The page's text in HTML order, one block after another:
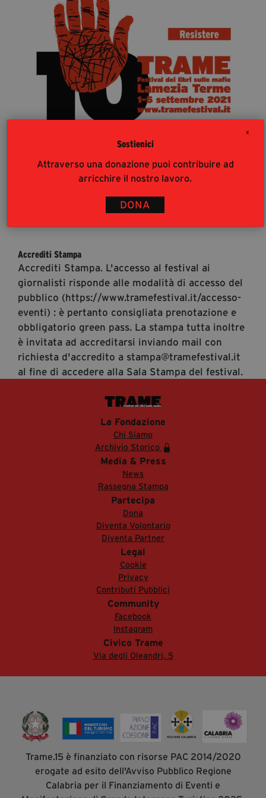
X
Sostienici
Attraverso una donazione puoi contribuire ad
arricchire il nostro lavoro.
DONA
segreteria@tramefestival.it
info@tramefestival.it
+39 346 954 4078
Accrediti Stampa
Accrediti Stampa. L'accesso al festival ai
giornalisti risponde alle modalità di accesso del
pubblico (https://www.tramefestival.it/accesso-
eventi) : è pertanto consigliata prenotazione e
obbligatorio green pass. La stampa tutta inoltre
è invitata ad accreditarsi inviando mail con
richiesta d'accredito a stampa@tramefestival.it
al fine di accedere alla Sala Stampa del festival.
La Fondazione
Chi Siamo
Archivio Storico
Media & Press
News
Rassegna Stampa
Partecipa
Dona
Diventa Volontario
Diventa Partner
Legal
Cookie
Privacy
Contributi Pubblici
Community
Facebook
Instagram
Civico Trame
Via degli Oleandri, 5
Trame.15 è finanziato con risorse PAC 2014/2020
erogate ad esito dell'Avviso Pubblico Regione
Calabria per il Finanziamento di Eventi e